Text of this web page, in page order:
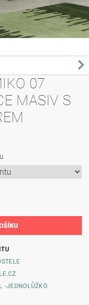
07
MASIV S
-JEDNOLŮŽKO